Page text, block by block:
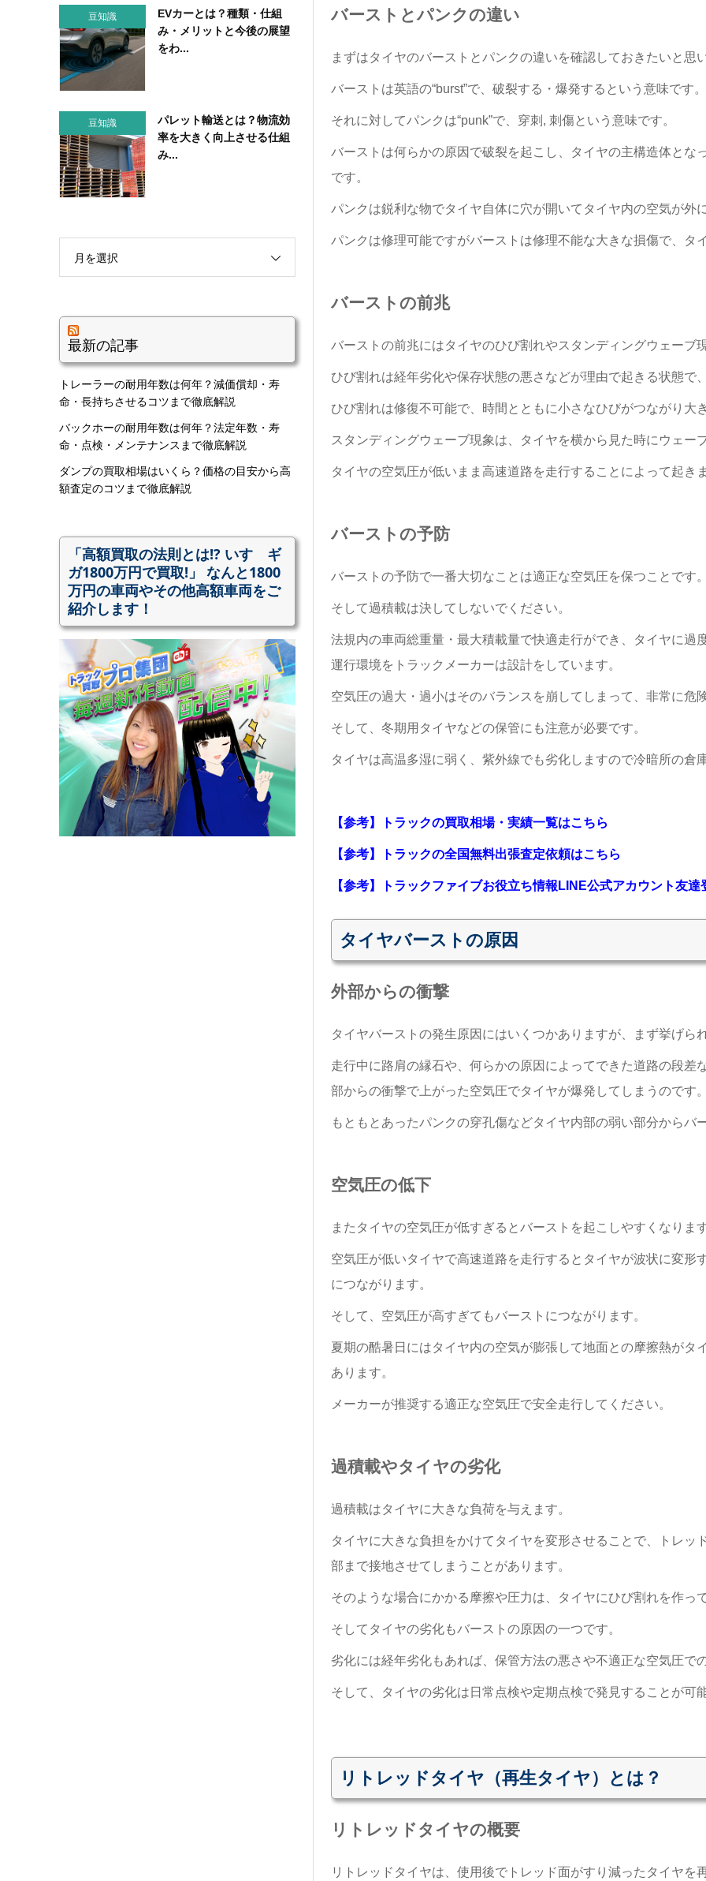
バーストとパンクの違い
まずはタイヤのバーストとパンクの違いを確認しておきたいと思い
バーストは英語の“burst”で、破裂する・爆発するという意味です。
それに対してパンクは“punk”で、穿刺, 刺傷という意味です。
バーストは何らかの原因で破裂を起こし、タイヤの主構造体とな
です。
パンクは鋭利な物でタイヤ自体に穴が開いてタイヤ内の空気が外
パンクは修理可能ですがバーストは修理不能な大きな損傷で、タ
バーストの前兆
バーストの前兆にはタイヤのひび割れやスタンディングウェーブ
ひび割れは経年劣化や保存状態の悪さなどが理由で起きる状態で
ひび割れは修復不可能で、時間とともに小さなひびがつながり大
スタンディングウェーブ現象は、タイヤを横から見た時にウェー
タイヤの空気圧が低いまま高速道路を走行することによって起きま
バーストの予防
バーストの予防で一番大切なことは適正な空気圧を保つことです。
そして過積載は決してしないでください。
法規内の車両総重量・最大積載量で快適走行ができ、タイヤに過
運行環境をトラックメーカーは設計をしています。
空気圧の過大・過小はそのバランスを崩してしまって、非常に危
そして、冬期用タイヤなどの保管にも注意が必要です。
タイヤは高温多湿に弱く、紫外線でも劣化しますので冷暗所の倉
【参考】トラックの買取相場・実績一覧はこちら
【参考】トラックの全国無料出張査定依頼はこちら
【参考】トラックファイブお役立ち情報LINE公式アカウント友達
タイヤバーストの原因
外部からの衝撃
タイヤバーストの発生原因にはいくつかありますが、まず挙げら
走行中に路肩の縁石や、何らかの原因によってできた道路の段
部からの衝撃で上がった空気圧でタイヤが爆発してしまうのです。
もともとあったパンクの穿孔傷などタイヤ内部の弱い部分からバ
空気圧の低下
またタイヤの空気圧が低すぎるとバーストを起こしやすくなります
空気圧が低いタイヤで高速道路を走行するとタイヤが波状に変形
につながります。
そして、空気圧が高すぎてもバーストにつながります。
夏期の酷暑日にはタイヤ内の空気が膨張して地面との摩擦熱がタ
あります。
メーカーが推奨する適正な空気圧で安全走行してください。
過積載やタイヤの劣化
過積載はタイヤに大きな負荷を与えます。
タイヤに大きな負担をかけてタイヤを変形させることで、トレ
部まで接地させてしまうことがあります。
そのような場合にかかる摩擦や圧力は、タイヤにひび割れを作っ
そしてタイヤの劣化もバーストの原因の一つです。
劣化には経年劣化もあれば、保管方法の悪さや不適正な空気圧で
そして、タイヤの劣化は日常点検や定期点検で発見することが可能
リトレッドタイヤ（再生タイヤ）とは？
リトレッドタイヤの概要
リトレッドタイヤは、使用後でトレッド面がすり減ったタイヤを
豆知識
EVカーとは？種類・仕組
み・メリットと今後の展望
をわ...
豆知識
パレット輸送とは？物流効
率を大きく向上させる仕組
み...
月を選択
最新の記事
トレーラーの耐用年数は何年？減価償却・寿
命・長持ちさせるコツまで徹底解説
バックホーの耐用年数は何年？法定年数・寿
命・点検・メンテナンスまで徹底解説
ダンプの買取相場はいくら？価格の目安から高
額査定のコツまで徹底解説
「高額買取の法則とは!? いすゞギ
ガ1800万円で買取!」 なんと1800
万円の車両やその他高額車両をご
紹介します！